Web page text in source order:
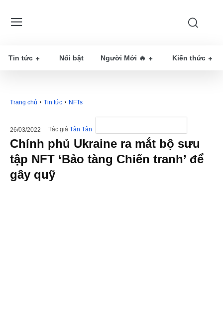
Tin tức Nổi bật Người Mới 🔥 Kiến thức
Trang chủ Tin tức NFTs
26/03/2022 Tác giả Tân Tân
Chính phủ Ukraine ra mắt bộ sưu
tập NFT ‘Bảo tàng Chiến tranh’ để
gây quỹ